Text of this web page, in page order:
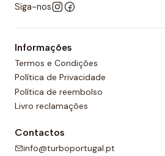
Além disso, todos os calções de
um forro completo na frente e
cordão ajustável para melhor
Siga-nos
Informações
Termos e Condições
Política de Privacidade
Política de reembolso
Livro reclamações
Contactos
info@turboportugal.pt